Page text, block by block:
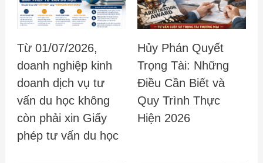
Từ 01/07/2026,
doanh nghiệp kinh
doanh dịch vụ tư
vấn du học không
còn phải xin Giấy
phép tư vấn du học
Hủy Phán Quyết
Trọng Tài: Những
Điều Cần Biết và
Quy Trình Thực
Hiện 2026